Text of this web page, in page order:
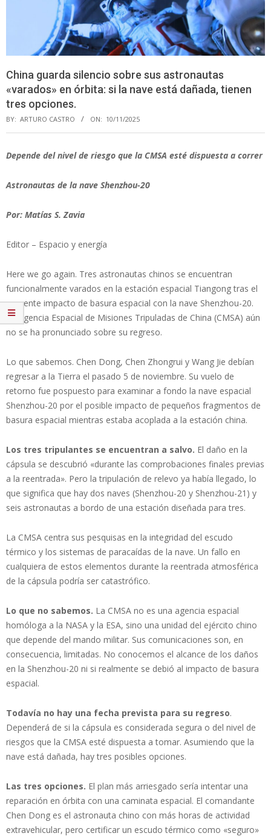
China guarda silencio sobre sus astronautas
«varados» en órbita: si la nave está dañada, tienen
tres opciones.
BY: ARTURO CASTRO ON: 10/11/2025
Depende del nivel de riesgo que la CMSA esté dispuesta a correr
Astronautas de la nave Shenzhou-20
Por: Matías S. Zavia
Editor – Espacio y energía
Here we go again. Tres astronautas chinos se encuentran
funcionalmente varados en la estación espacial Tiangong tras el
aparente impacto de basura espacial con la nave Shenzhou-20.
La Agencia Espacial de Misiones Tripuladas de China (CMSA) aún
no se ha pronunciado sobre su regreso.
Lo que sabemos. Chen Dong, Chen Zhongrui y Wang Jie debían
regresar a la Tierra el pasado 5 de noviembre. Su vuelo de
retorno fue pospuesto para examinar a fondo la nave espacial
Shenzhou-20 por el posible impacto de pequeños fragmentos de
basura espacial mientras estaba acoplada a la estación china.
Los tres tripulantes se encuentran a salvo. El daño en la
cápsula se descubrió «durante las comprobaciones finales previas
a la reentrada». Pero la tripulación de relevo ya había llegado, lo
que significa que hay dos naves (Shenzhou-20 y Shenzhou-21) y
seis astronautas a bordo de una estación diseñada para tres.
La CMSA centra sus pesquisas en la integridad del escudo
térmico y los sistemas de paracaídas de la nave. Un fallo en
cualquiera de estos elementos durante la reentrada atmosférica
de la cápsula podría ser catastrófico.
Lo que no sabemos. La CMSA no es una agencia espacial
homóloga a la NASA y la ESA, sino una unidad del ejército chino
que depende del mando militar. Sus comunicaciones son, en
consecuencia, limitadas. No conocemos el alcance de los daños
en la Shenzhou-20 ni si realmente se debió al impacto de basura
espacial.
Todavía no hay una fecha prevista para su regreso.
Dependerá de si la cápsula es considerada segura o del nivel de
riesgos que la CMSA esté dispuesta a tomar. Asumiendo que la
nave está dañada, hay tres posibles opciones.
Las tres opciones. El plan más arriesgado sería intentar una
reparación en órbita con una caminata espacial. El comandante
Chen Dong es el astronauta chino con más horas de actividad
extravehicular, pero certificar un escudo térmico como «seguro»